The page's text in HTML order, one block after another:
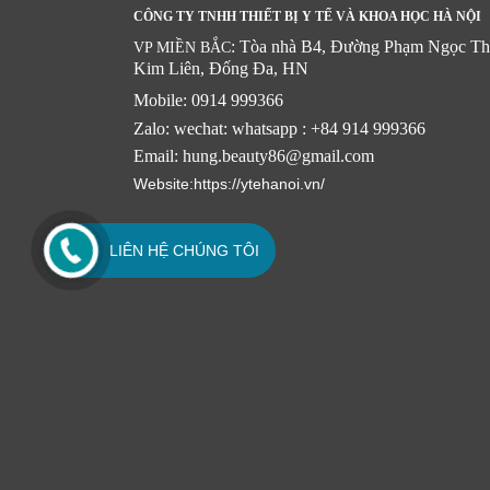
CÔNG TY TNHH THIẾT BỊ Y TẾ VÀ KHOA HỌC HÀ NỘI
VP MIỀN BẮC: Tòa nhà B4, Đường Phạm Ngọc
Kim Liên, Đống Đa, HN
Mobile: 0914 999366
Zalo: wechat: whatsapp : +84 914 999366
Email: hung.beauty86@gmail.com
Website:https://ytehanoi.vn/
LIÊN HỆ CHÚNG TÔI